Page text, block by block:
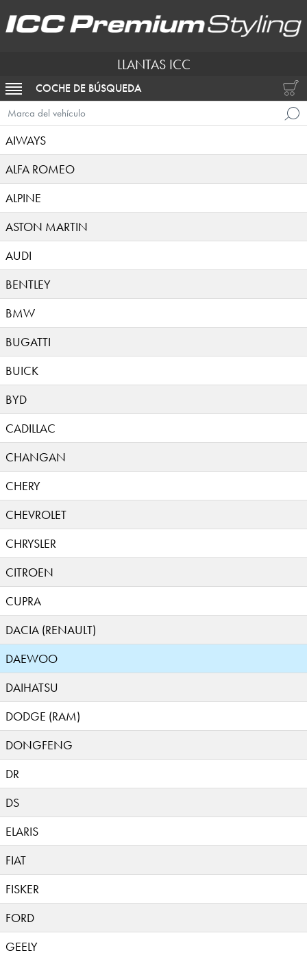
LLANTAS ICC
ACTIVAR NAVEGACIÓN
COCHE DE BÚSQUEDA
Marca del vehículo
AIWAYS
ALFA ROMEO
ALPINE
ASTON MARTIN
AUDI
BENTLEY
BMW
BUGATTI
BUICK
BYD
CADILLAC
CHANGAN
CHERY
CHEVROLET
CHRYSLER
CITROEN
CUPRA
DACIA (RENAULT)
DAEWOO
DAIHATSU
DODGE (RAM)
DONGFENG
DR
DS
ELARIS
FIAT
FISKER
FORD
GEELY